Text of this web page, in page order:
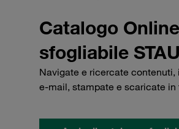
Catalogo Online
sfogliabile
Navigate e ricercate contenuti,
e-mail, stampate e scaricate in